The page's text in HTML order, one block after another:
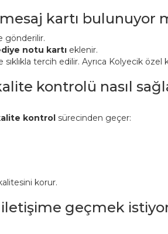
kartı bulunuyor
gönderilir.
notu kartı eklenir.
tercih edilir. Ayrıca Kolyecik
kontrolü nasıl
kontrol sürecinden geçer:
korur.
iletişime geçmek